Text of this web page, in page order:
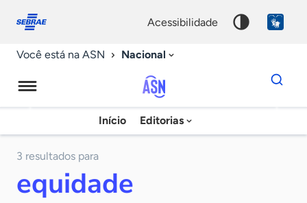
conosco
acessibilidade
Você está na ASN Nacional
Agência
Sebrae
Início Editorias
Dados
para
chave
3 resultados para
equidade